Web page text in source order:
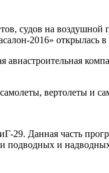
судов на воздушной
2016» открылась в
авиастроительная
вертолеты и
Данная часть
подводных и